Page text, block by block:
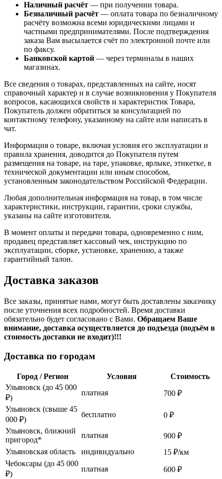
Наличный расчёт — при получении товара.
Безналичный расчёт — оплата товара по безналичному
расчёту возможна всеми юридическими лицами и
частными предпринимателями. После подтверждения
заказа Вам высылается счёт по электронной почте или
по факсу.
Банковской картой — через терминалы в наших
магазинах.
Все сведения о товарах, представленных на сайте, носят
справочный характер и в случае возникновения у Покупателя
вопросов, касающихся свойств и характеристик Товара,
Покупатель должен обратиться за консультацией по
контактному телефону, указанному на сайте или написать в
чат.
Информация о товаре, включая условия его эксплуатации и
правила хранения, доводится до Покупателя путем
размещения на товаре, на таре, упаковке, ярлыке, этикетке, в
технической документации или иным способом,
установленным законодательством Российской Федерации.
Любая дополнительная информация на товар, в том числе
характеристики, инструкции, гарантии, сроки службы,
указаны на сайте изготовителя.
В момент оплаты и передачи товара, одновременно с ним,
продавец представляет кассовый чек, инструкцию по
эксплуатации, сборке, установке, хранению, а также
гарантийный талон.
Доставка заказов
Все заказы, принятые нами, могут быть доставлены заказчику
после уточнения всех подробностей. Время доставки
обязательно будет согласовано с Вами. Обращаем Ваше
внимание, доставка осуществляется до подъезда (подъём в
стоимость доставки не входит)!!!
Доставка по городам
Город / Регион Условия
Стоимость
Ульяновск (до 45 000
₽)
платная
700 ₽
Ульяновск (свыше 45
000 ₽)
бесплатно
0 ₽
Ульяновск, ближний
пригород*
платная
900 ₽
Ульяновская область
индивидуально
15 ₽/км
Чебоксары (до 45 000
₽)
платная
600 ₽